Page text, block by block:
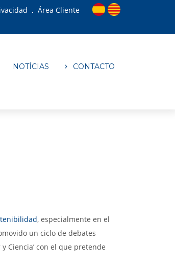
Área Cliente
NOTÍCIAS CONTACTO
, especialmente en el
un ciclo de debates
Ciencia’ con el que pretende